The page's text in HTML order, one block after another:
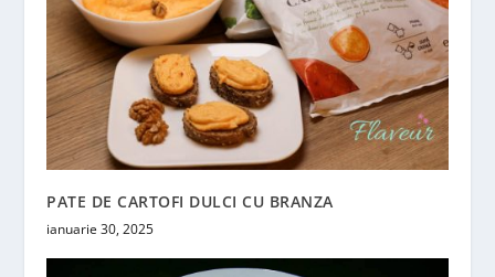
PATE DE CARTOFI DULCI CU BRANZA
ianuarie 30, 2025